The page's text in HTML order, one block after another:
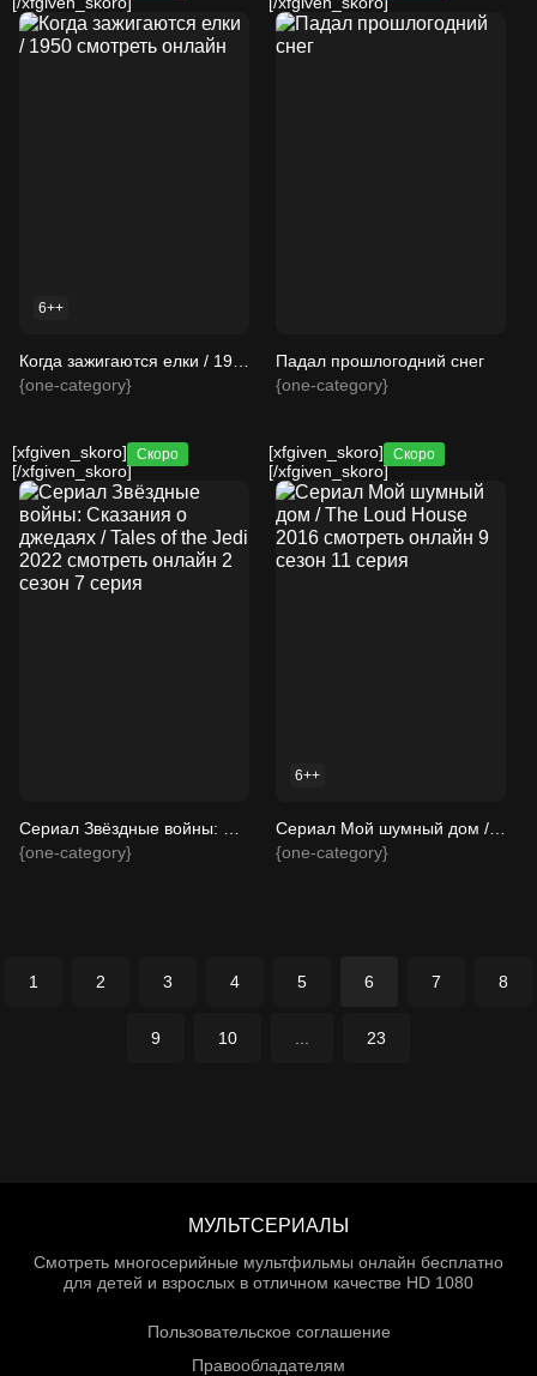
6++
{one-category}
Падал прошлогодний снег
{one-category}
[xfgiven_skoro] Скоро
[/xfgiven_skoro]
Сериал Звёздные войны: Сказания о джедаях / Tales of the Jedi 2022 смотреть онлайн 2 сезон 7 серия
{one-category}
[xfgiven_skoro] Скоро
[/xfgiven_skoro]
6++
Сериал Мой шумный дом / The Loud House 2016 смотреть онлайн 9 сезон 11 серия
{one-category}
1 2 3 4 5 6 7 8
9 10 ... 23
МУЛЬТСЕРИАЛЫ
Смотреть многосерийные мультфильмы онлайн бесплатно
для детей и взрослых в отличном качестве HD 1080
Пользовательское соглашение
Правообладателям